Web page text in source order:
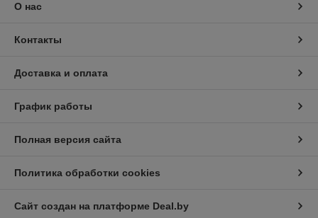
О нас
Контакты
Доставка и оплата
График работы
Полная версия сайта
Политика обработки cookies
Сайт создан на платформе Deal.by